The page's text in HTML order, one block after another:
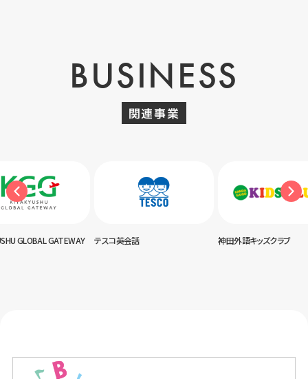
BUSINESS
関連事業
GLOBAL GATEWAY テスコ英会話 神田外語キッズクラブ